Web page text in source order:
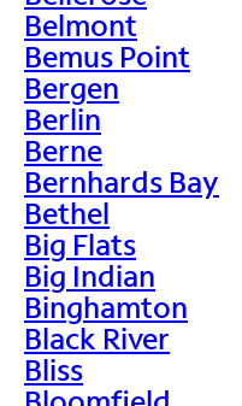
Belmont
Bemus Point
Bergen
Berlin
Berne
Bernhards Bay
Bethel
Big Flats
Big Indian
Binghamton
Black River
Bliss